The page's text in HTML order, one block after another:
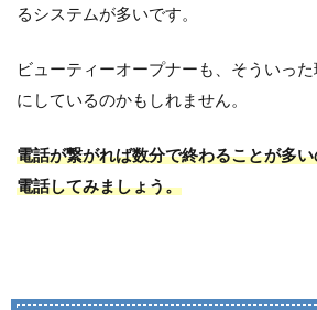
るシステムが多いです。
ビューティーオープナーも、そういっ
にしているのかもしれません。
電話が繋がれば数分で終わることが多
電話してみましょう。